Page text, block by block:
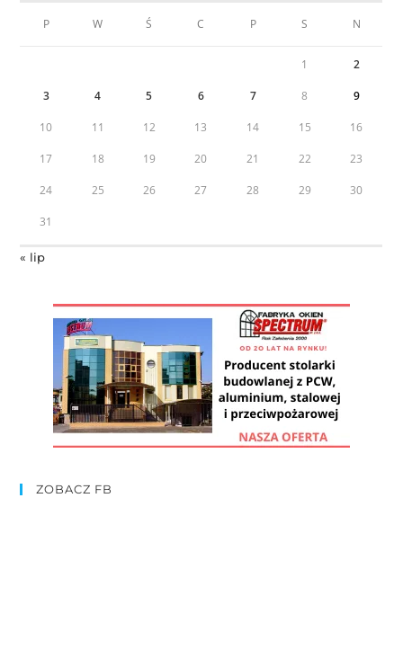
P W Ś C P S N
1 2
3 4 5 6 7 8 9
10 11 12 13 14 15 16
17 18 19 20 21 22 23
24 25 26 27 28 29 30
31
« lip
ZOBACZ FB